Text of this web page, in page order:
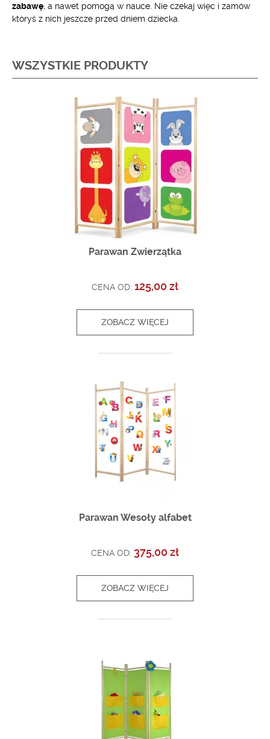
zabawę, a nawet pomogą w nauce. Nie czekaj więc i zamów
któryś z nich jeszcze przed dniem dziecka.
WSZYSTKIE PRODUKTY
Parawan Zwierzątka
CENA OD: 125,00 zł
ZOBACZ WIĘCEJ
Parawan Wesoły alfabet
CENA OD: 375,00 zł
ZOBACZ WIĘCEJ